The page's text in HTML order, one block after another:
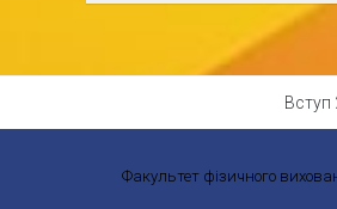
Вступ
Факультет фізичного